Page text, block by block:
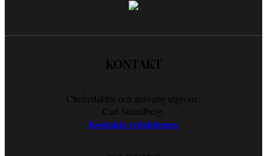
KONTAKT
Chefredaktör och ansvarig utgivare:
Carl Strandberg.
Kontakta redaktionen